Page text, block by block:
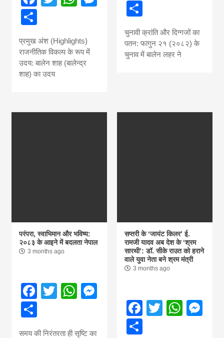
प्रमुख अंश (Highlights)
राजनीतिक विकल्प के रूप में
उदय: बालेन शाह (बालेन्द्र
शाह) का उदय
Share
चुनावी क्रांति और दिग्गजों का
पतन: फागुन २१ (२०८२) के
चुनाव में बालेन लहर ने
परंपरा, स्वाभिमान और भविष्य:
२०८३ के आइने में बदलता नेपाल
3 months ago
Facebook
TwitterWhatsApp
समय की निरंतरता ही सृष्टि का
सप्तरी के ‘जायंट किलर’ ई.
रामजी यादव अब देश के ‘श्रम
सारथी’: डॉ. सीके राउत को हराने
वाले युवा नेता बने श्रम मंत्री
3 months ago
Facebook
Twitter
Share